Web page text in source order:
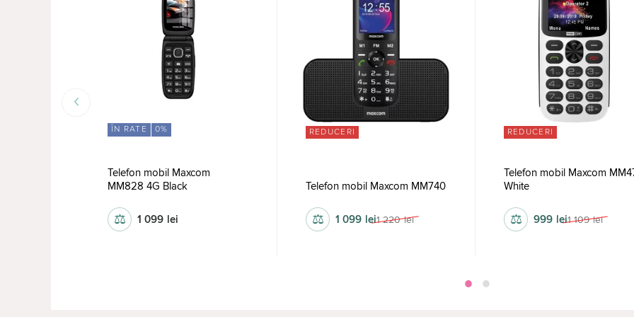
ÎN RATE 0%
Telefon mobil Maxcom
MM828 4G Black
1 099 lei
⚖
REDUCERI
Telefon mobil Maxcom MM740
1 220 lei
1 099 lei
⚖
REDUCERI
Telefon mobil Maxcom
White
1 109 lei
999 lei
⚖